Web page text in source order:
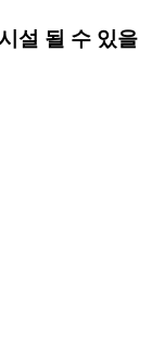
설 될 수 있을